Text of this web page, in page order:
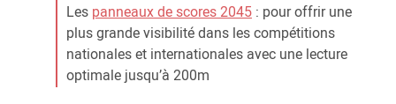
Les panneaux de scores 2045 : pour offrir une
plus grande visibilité dans les compétitions
nationales et internationales avec une lecture
optimale jusqu’à 200m